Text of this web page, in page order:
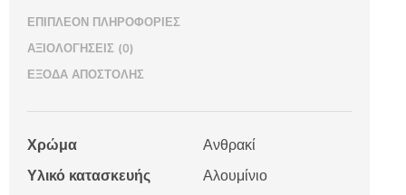
ΕΠΙΠΛΈΟΝ ΠΛΗΡΟΦΟΡΊΕΣ
ΑΞΙΟΛΟΓΉΣΕΙΣ (0)
ΈΞΟΔΑ ΑΠΟΣΤΟΛΉΣ
Χρώμα
Ανθρακί
Υλικό κατασκευής
Αλουμίνιο